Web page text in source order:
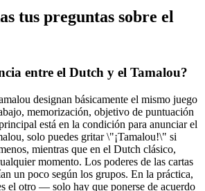
tus preguntas sobre el
entre el Dutch y el Tamalou?
designan básicamente el mismo juego
memorización, objetivo de puntuación
está en la condición para anunciar el
solo puedes gritar \"¡Tamalou!\" si
mientras que en el Dutch clásico,
momento. Los poderes de las cartas
un poco según los grupos. En la práctica,
el otro — solo hay que ponerse de acuerdo